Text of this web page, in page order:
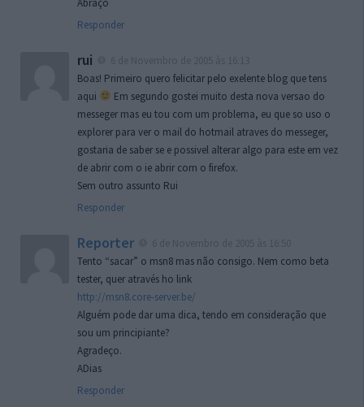
Abraço
Responder
rui
Boas! Primeiro quero felicitar pelo exelente blog que tens
aqui
Em segundo gostei muito desta nova versao do
messeger mas eu tou com um problema, eu que so uso o
explorer para ver o mail do hotmail atraves do messeger,
gostaria de saber se e possivel alterar algo para este em vez
de abrir com o ie abrir com o firefox.
Sem outro assunto Rui
Responder
Reporter
Tento “sacar” o msn8 mas não consigo. Nem como beta
tester, quer através ho link
http://msn8.core-server.be/
Alguém pode dar uma dica, tendo em consideração que
sou um principiante?
Agradeço.
ADias
Responder